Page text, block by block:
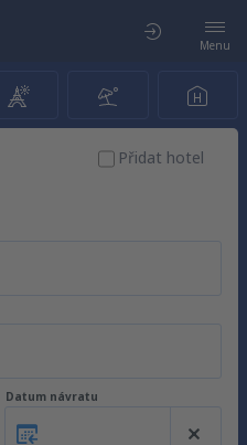
Menu
Přidat hotel
Datum návratu